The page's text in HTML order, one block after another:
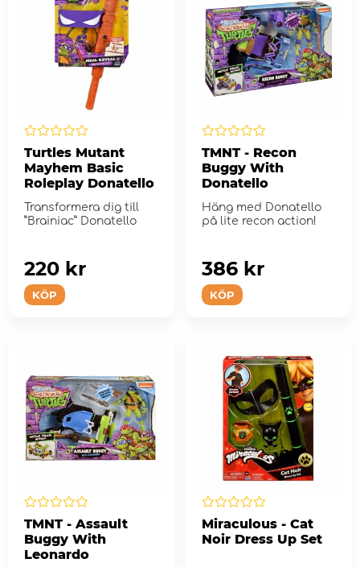
Turtles Mutant
Mayhem Basic
Roleplay Donatello
Transformera dig till
”Brainiac” Donatello
KÖP
220 kr
TMNT - Recon
Buggy With
Donatello
Häng med Donatello
på lite recon action!
KÖP
386 kr
TMNT - Assault
Buggy With
Leonardo
Miraculous - Cat
Noir Dress Up Set